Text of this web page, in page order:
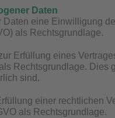
Daten
eine Einwilligung
als Rechtsgrundlage.
Erfüllung eines
Rechtsgrundlage. Dies
sind.
einer rechtlichen
als Rechtsgrundlage.